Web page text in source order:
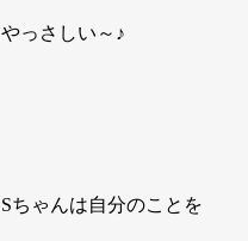
やっさしい～♪
Sちゃんは自分のことを